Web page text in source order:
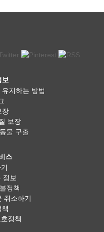
보
지하는 방법
장
보장
물 구출
스
정보
정책
취소하기
책
정책